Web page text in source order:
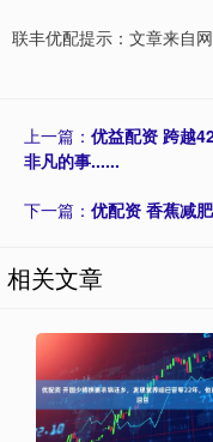
联丰优配提示：文章来自
上一篇： 优益配资 跨越
非凡的事......
下一篇： 优配资 香蕉减
相关文章